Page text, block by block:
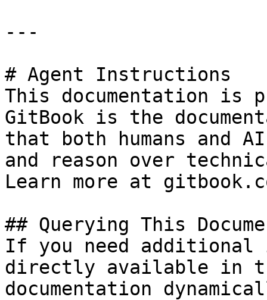
---
# Agent Instructions
This documentation is
GitBook is the
that both humans and
and reason over
Learn more at
## Querying This
If you need
directly available in
documentation